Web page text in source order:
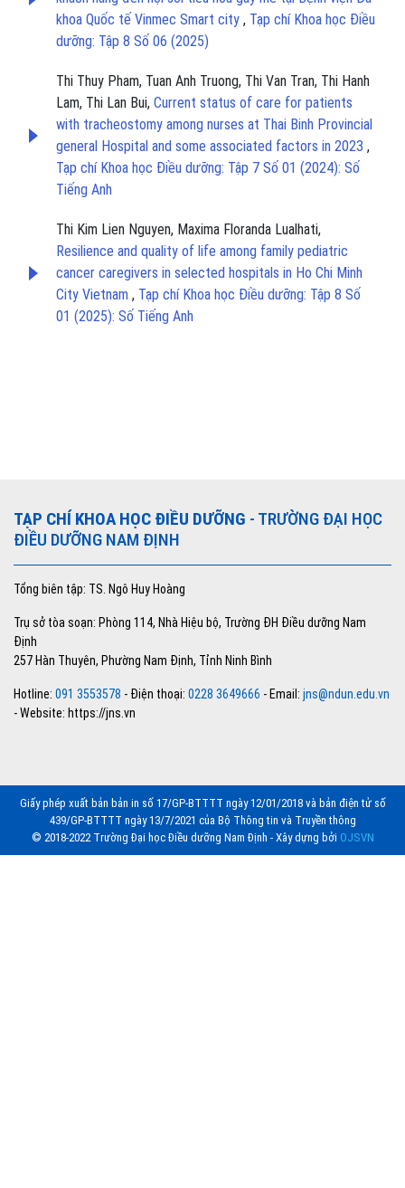
khoa Quốc tế Vinmec Smart city , Tạp chí Khoa học Điều
dưỡng: Tập 8 Số 06 (2025)
Thi Thuy Pham, Tuan Anh Truong, Thi Van Tran, Thi Hanh
Lam, Thi Lan Bui, Current status of care for patients
with tracheostomy among nurses at Thai Binh Provincial
general Hospital and some associated factors in 2023 ,
Tạp chí Khoa học Điều dưỡng: Tập 7 Số 01 (2024): Số
Tiếng Anh
Thi Kim Lien Nguyen, Maxima Floranda Lualhati,
Resilience and quality of life among family pediatric
cancer caregivers in selected hospitals in Ho Chi Minh
City Vietnam , Tạp chí Khoa học Điều dưỡng: Tập 8 Số
01 (2025): Số Tiếng Anh
TẠP CHÍ KHOA HỌC ĐIỀU DƯỠNG - TRƯỜNG ĐẠI HỌC
ĐIỀU DƯỠNG NAM ĐỊNH
Tổng biên tập: TS. Ngô Huy Hoàng
Trụ sở tòa soạn: Phòng 114, Nhà Hiệu bộ, Trường ĐH Điều dưỡng Nam
Định
257 Hàn Thuyên, Phường Nam Định, Tỉnh Ninh Bình
Hotline: 091 3553578 - Điện thoại: 0228 3649666 - Email: jns@ndun.edu.vn
- Website: https://jns.vn
Giấy phép xuất bản bản in số 17/GP-BTTTT ngày 12/01/2018 và bản điện tử số
439/GP-BTTTT ngày 13/7/2021 của Bộ Thông tin và Truyền thông
© 2018-2022 Trường Đại học Điều dưỡng Nam Định - Xây dựng bởi OJSVN